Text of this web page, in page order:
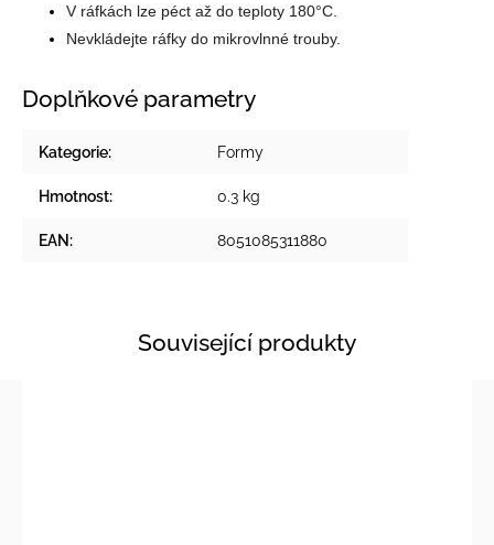
V ráfkách lze péct až do teploty 180°C.
Nevkládejte ráfky do mikrovlnné trouby.
Doplňkové parametry
Kategorie: Formy
Hmotnost: 0.3 kg
EAN: 8051085311880
Související produkty